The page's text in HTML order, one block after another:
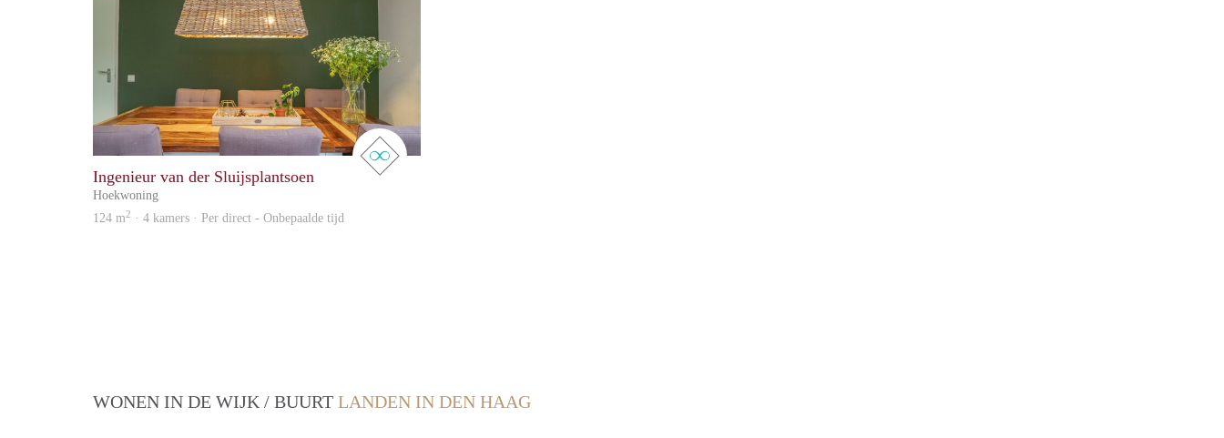
real estate
Ingenieur van der Sluijsplantsoen
Hoekwoning
124 m2 · 4 kamers · Per direct - Onbepaalde tijd
WONEN IN DE WIJK / BUURT LANDEN IN DEN HAAG